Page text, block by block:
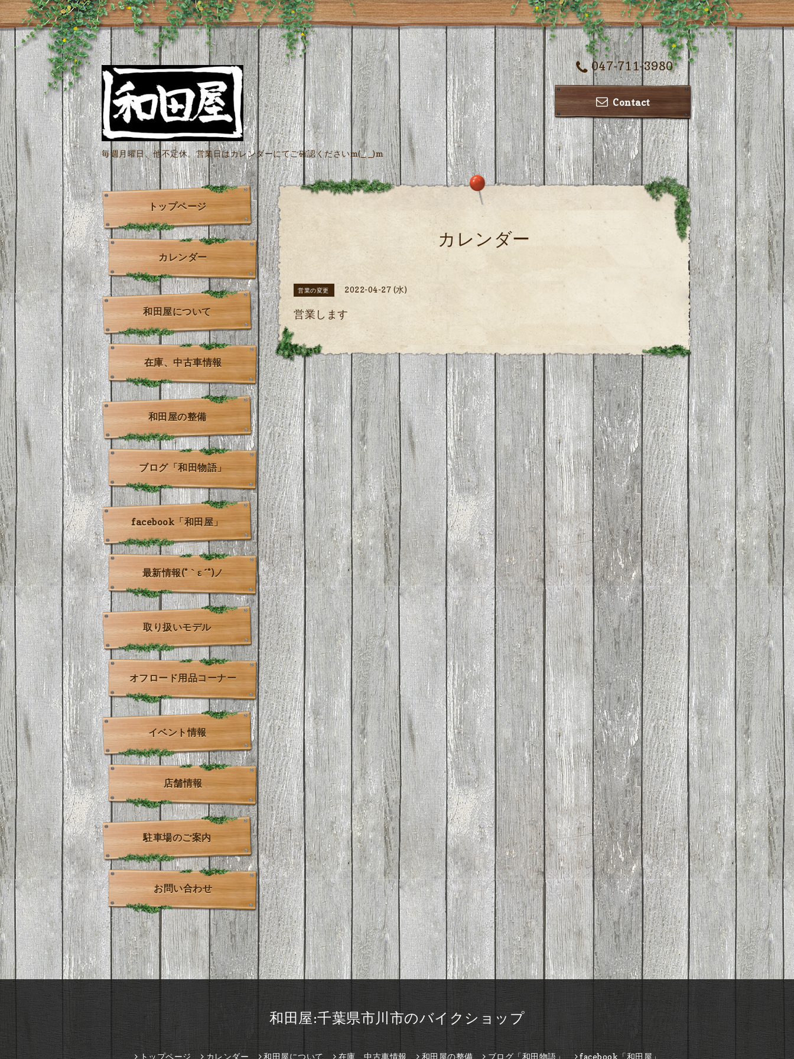
047-711-3980
Contact
毎週月曜日、他不定休。営業日はカレンダーにてご確認くださいm(_ _)m
カレンダー
営業の変更 2022-04-27 (水)
営業します
トップページ
カレンダー
和田屋について
在庫、中古車情報
和田屋の整備
ブログ「和田物語」
facebook「和田屋」
最新情報(*｀ε´*)ノ
取り扱いモデル
オフロード用品コーナー
イベント情報
店舗情報
駐車場のご案内
お問い合わせ
和田屋:千葉県市川市のバイクショップ
トップページ カレンダー 和田屋について 在庫、中古車情報 和田屋の整備 ブログ「和田物語」 facebook「和田屋」